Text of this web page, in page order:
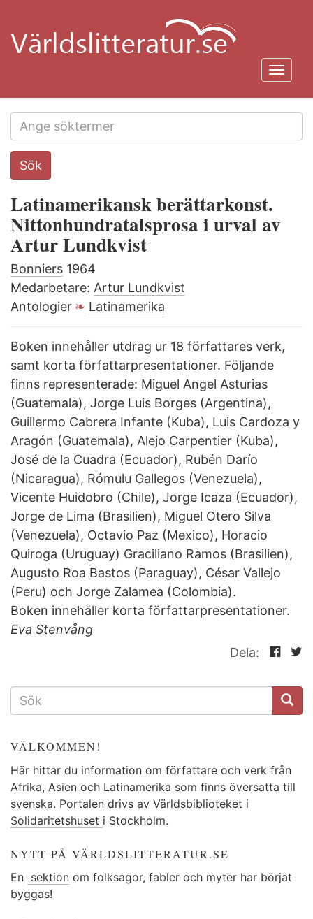
huvudinnehåll
Search
this
Sök
Latinamerikansk berättarkonst.
Nittonhundratalsprosa i urval av
Artur Lundkvist
Bonniers 1964
Medarbetare: Artur Lundkvist
Antologier
Latinamerika
Boken innehåller utdrag ur 18 författares verk,
samt korta författarpresentationer. Följande
finns representerade: Miguel Angel Asturias
(Guatemala), Jorge Luis Borges (Argentina),
Guillermo Cabrera Infante (Kuba), Luis Cardoza y
Aragón (Guatemala), Alejo Carpentier (Kuba),
José de la Cuadra (Ecuador), Rubén Darío
(Nicaragua), Rómulu Gallegos (Venezuela),
Vicente Huidobro (Chile), Jorge Icaza (Ecuador),
Jorge de Lima (Brasilien), Miguel Otero Silva
(Venezuela), Octavio Paz (Mexico), Horacio
Quiroga (Uruguay) Graciliano Ramos (Brasilien),
Augusto Roa Bastos (Paraguay), César Vallejo
(Peru) och Jorge Zalamea (Colombia).
Boken innehåller korta författarpresentationer.
Eva Stenvång
Dela:
SÖKFORMULÄR
VÄLKOMMEN!
Här hittar du information om författare och verk från
Afrika, Asien och Latinamerika som finns översatta till
svenska. Portalen drivs av Världsbiblioteket i
Solidaritetshuset i Stockholm.
NYTT PÅ VÄRLDSLITTERATUR.SE
En sektion om folksagor, fabler och myter har börjat
byggas!